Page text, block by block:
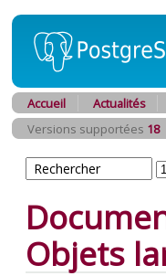
Accueil Actualités
Versions supportées 18
Objets